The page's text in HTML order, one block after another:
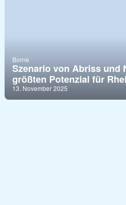
Borne
Szenario von Abriss und
größten Potenzial für
13. November 2025